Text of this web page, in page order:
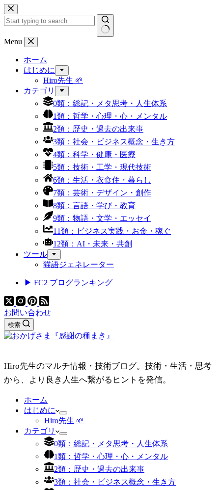
コ
ン
テ
ン
結
Menu
ホーム
はじめに
Hiro先生 🌱
カテゴリ
0類：総記・メタ思考・人生体系
1類：哲学・心理・心・メンタル
2類：歴史・過去の出来事
3類：社会・ビジネス概念・生き方
4類：科学・健康・医療
5類：技術・工学・現代技術
6類：生活・衣食住・暮らし
7類：芸術・デザイン・創作
8類：言語・学び・教育
9類：物語・文学・エッセイ
11類：ビジネス実践・お金・稼ぐ
12類：AI・未来・共創
ツール
猫語ジェネレーター
▶ FC2 ブログランキング
お問い合わせ
検索
Hiro先生のマルチ情報・技術ブログ。技術・生活・思考
から、より良き人生へ繋がるヒントを発信。
ホーム
はじめに
Hiro先生 🌱
カテゴリ
0類：総記・メタ思考・人生体系
1類：哲学・心理・心・メンタル
2類：歴史・過去の出来事
3類：社会・ビジネス概念・生き方